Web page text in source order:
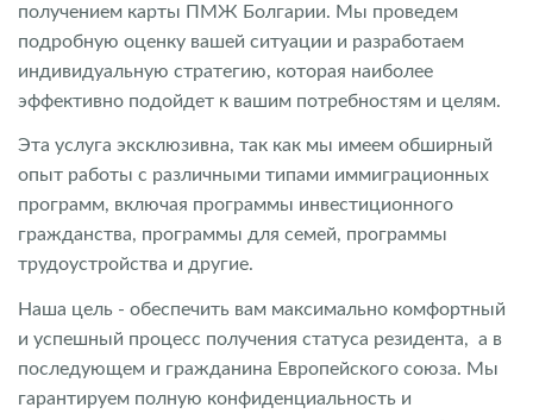
получением карты ПМЖ Болгарии. Мы проведем
подробную оценку вашей ситуации и разработаем
индивидуальную стратегию, которая наиболее
эффективно подойдет к вашим потребностям и целям.
Эта услуга эксклюзивна, так как мы имеем обширный
опыт работы с различными типами иммиграционных
программ, включая программы инвестиционного
гражданства, программы для семей, программы
трудоустройства и другие.
Наша цель - обеспечить вам максимально комфортный
и успешный процесс получения статуса резидента, а в
последующем и гражданина Европейского союза. Мы
гарантируем полную конфиденциальность и